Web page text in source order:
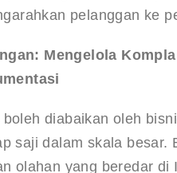
pelanggan ke
Mengelola
diabaikan oleh
saji dalam skala besar.
olahan yang beredar